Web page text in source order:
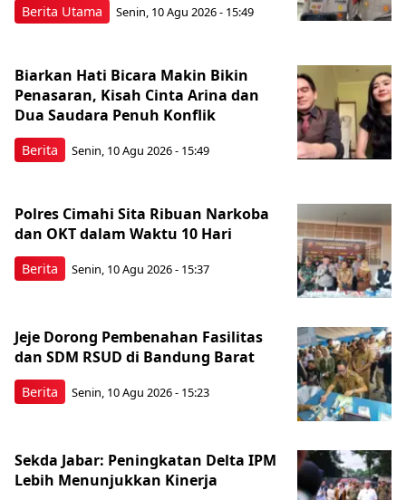
Berita Utama Senin, 10 Agu 2026 - 15:49
Berita
Biarkan Hati Bicara Makin Bikin
Penasaran, Kisah Cinta Arina dan
Dua Saudara Penuh Konflik
Senin, 10 Agu 2026 - 15:49
Berita
Polres Cimahi Sita Ribuan Narkoba
dan OKT dalam Waktu 10 Hari
Senin, 10 Agu 2026 - 15:37
Berita
Jeje Dorong Pembenahan Fasilitas
dan SDM RSUD di Bandung Barat
Senin, 10 Agu 2026 - 15:23
Sekda Jabar: Peningkatan Delta IPM
Lebih Menunjukkan Kinerja